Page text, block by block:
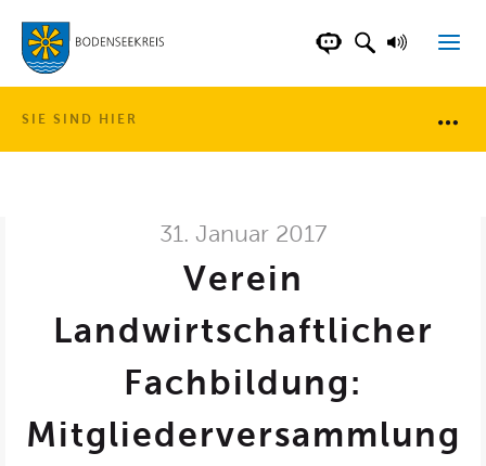
LANDKREISCHATBOT DER
SUCHFELD
SIE SIND HIER
31. Januar 2017
Verein
Landwirtschaftlicher
Fachbildung:
Mitgliederversammlung